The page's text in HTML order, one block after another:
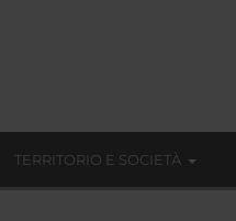
TERRITORIO E SOCIETÀ